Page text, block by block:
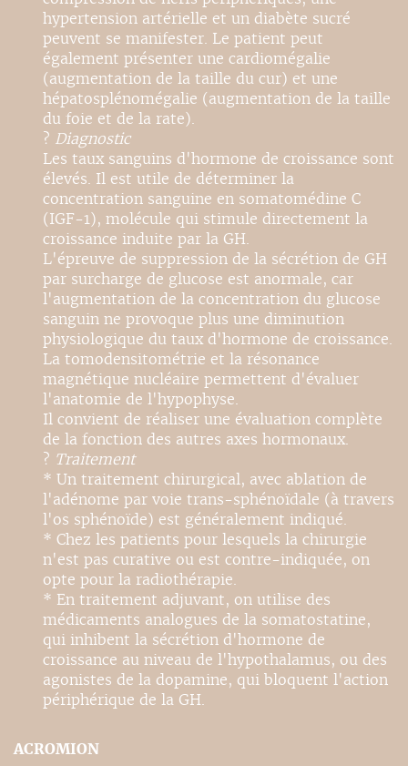
hypertension artérielle et un diabète sucré
peuvent se manifester. Le patient peut
également présenter une cardiomégalie
(augmentation de la taille du cur) et une
hépatosplénomégalie (augmentation de la taille
du foie et de la rate).
? Diagnostic
Les taux sanguins d'hormone de croissance sont
élevés. Il est utile de déterminer la
concentration sanguine en somatomédine C
(IGF-1), molécule qui stimule directement la
croissance induite par la GH.
L'épreuve de suppression de la sécrétion de GH
par surcharge de glucose est anormale, car
l'augmentation de la concentration du glucose
sanguin ne provoque plus une diminution
physiologique du taux d'hormone de croissance.
La tomodensitométrie et la résonance
magnétique nucléaire permettent d'évaluer
l'anatomie de l'hypophyse.
Il convient de réaliser une évaluation complète
de la fonction des autres axes hormonaux.
? Traitement
* Un traitement chirurgical, avec ablation de
l'adénome par voie trans-sphénoïdale (à travers
l'os sphénoïde) est généralement indiqué.
* Chez les patients pour lesquels la chirurgie
n'est pas curative ou est contre-indiquée, on
opte pour la radiothérapie.
* En traitement adjuvant, on utilise des
médicaments analogues de la somatostatine,
qui inhibent la sécrétion d'hormone de
croissance au niveau de l'hypothalamus, ou des
agonistes de la dopamine, qui bloquent l'action
périphérique de la GH.
ACROMION